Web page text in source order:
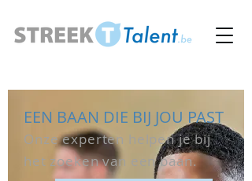
Onze experten helpen je bij
het zoeken van een baan.
EEN BAAN DIE BIJ JOU PAST